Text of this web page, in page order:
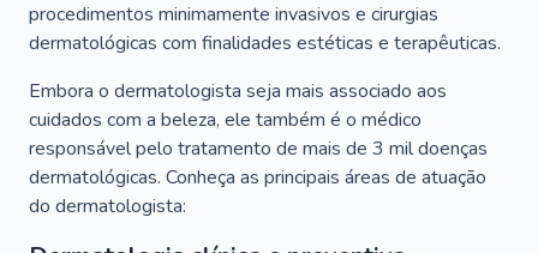
procedimentos minimamente invasivos e cirurgias
dermatológicas com finalidades estéticas e terapêuticas.
Embora o dermatologista seja mais associado aos
cuidados com a beleza, ele também é o médico
responsável pelo tratamento de mais de 3 mil doenças
dermatológicas. Conheça as principais áreas de atuação
do dermatologista: